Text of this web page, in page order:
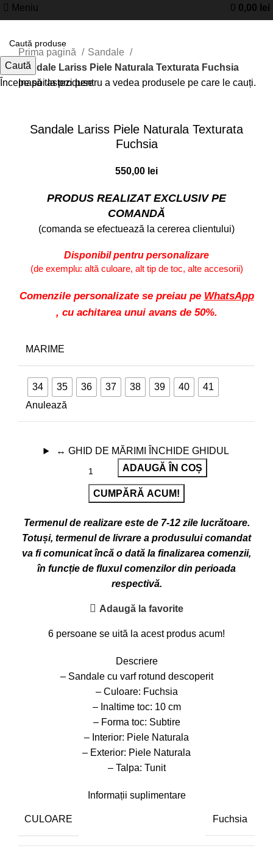
Meniu 0 0,00 lei
Prima pagină
Sandale
Sandale Lariss Piele Naturala Texturata Fuchsia
Inapoi la produse
Sandale Lariss Piele Naturala Texturata
Fuchsia
550,00 lei
PRODUS REALIZAT EXCLUSIV PE
COMANDĂ
(comanda se efectuează la cererea clientului)
Disponibil pentru personalizare
(de exemplu: altă culoare, alt tip de toc, alte accesorii)
Comenzile personalizate se preiau pe WhatsApp
, cu achitarea unui avans de 50%.
MARIME
34 35 36 37 38 39 40
41
Anulează
↔ GHID DE MĂRIMI
ÎNCHIDE GHIDUL
ADAUGĂ ÎN COȘ
CUMPĂRĂ ACUM!
Termenul de realizare este de 7-12 zile lucrătoare.
Totuși, termenul de livrare a produsului comandat
va fi comunicat încă o dată la finalizarea comenzii,
în funcție de fluxul comenzilor din perioada
respectivă.
Adaugă la favorite
6 persoane se uită la acest produs acum!
Descriere
– Sandale cu varf rotund descoperit
– Culoare: Fuchsia
– Inaltime toc: 10 cm
– Forma toc: Subtire
– Interior: Piele Naturala
– Exterior: Piele Naturala
– Talpa: Tunit
Informații suplimentare
CULOARE Fuchsia
Caută
Începe să tastezi pentru a vedea produsele pe care le cauți.